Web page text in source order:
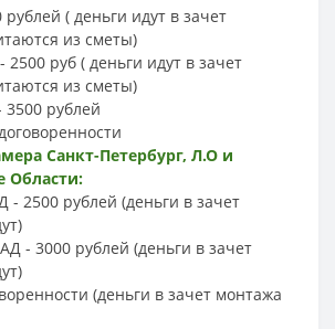
( деньги идут в зачет
из сметы)
2500 руб ( деньги идут в зачет
из сметы)
3500 рублей
Санкт-Петербург, Л.О и
Области:
- 2500 рублей (деньги в зачет
- 3000 рублей (деньги в зачет
(деньги в зачет монтажа